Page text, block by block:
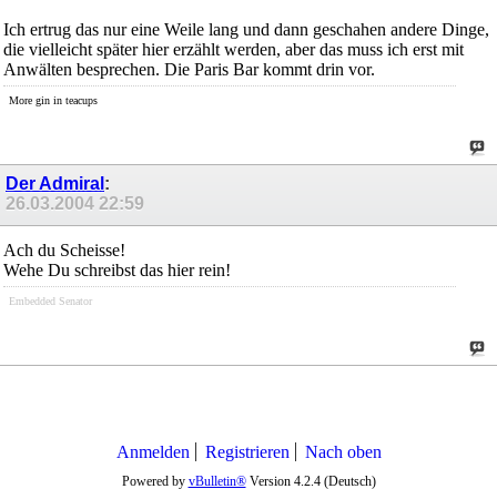
Ich ertrug das nur eine Weile lang und dann geschahen andere Dinge,
die vielleicht später hier erzählt werden, aber das muss ich erst mit
Anwälten besprechen. Die Paris Bar kommt drin vor.
More gin in teacups
Der Admiral :
26.03.2004 22:59
Ach du Scheisse!
Wehe Du schreibst das hier rein!
Embedded Senator
Anmelden Registrieren Nach oben
Powered by vBulletin®Version 4.2.4 (Deutsch)